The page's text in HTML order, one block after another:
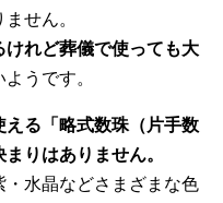
せん。
けれど葬儀で使っても大
うです。
える「略式数珠（片手数
りはありません。
水晶などさまざまな色